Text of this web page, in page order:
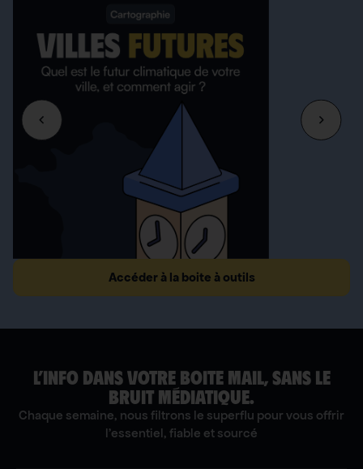
Accéder à la boite à outils
L’INFO DANS VOTRE BOITE MAIL, SANS LE
BRUIT MÉDIATIQUE.
Chaque semaine, nous filtrons le superflu pour vous offrir
l'essentiel, fiable et sourcé